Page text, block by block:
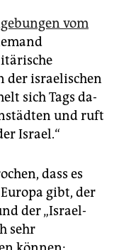
vom
der israelischen
sich Tags da­
und ruft
Israel.“
dass es
gibt, der
der „Israel­
sehr